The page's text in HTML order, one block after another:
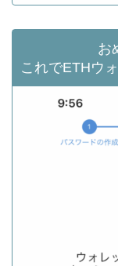
お
これでETHウ